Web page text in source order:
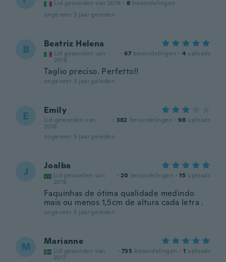
Lid geworden van 2019 · 8 beoordelingen
ongeveer 5 jaar geleden
B Beatriz Helena
Lid geworden van
2018
· 67 beoordelingen · 4 uploads
Taglio preciso. Perfetto!!
ongeveer 5 jaar geleden
E Emily
Lid geworden van
2018
· 382 beoordelingen · 98 uploads
ongeveer 5 jaar geleden
J Joalba
Lid geworden van
2018
· 20 beoordelingen · 15 uploads
Faquinhas de ótima qualidade medindo
mais ou menos 1,5cm de altura cada letra .
ongeveer 5 jaar geleden
M Marianne
Lid geworden van
2017
· 735 beoordelingen · 1 uploads